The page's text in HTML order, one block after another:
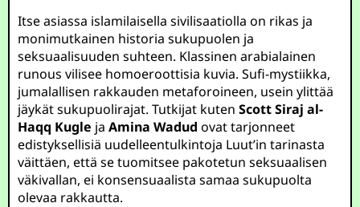
Itse asiassa islamilaisella sivilisaatiolla on rikas ja
monimutkainen historia sukupuolen ja
seksuaalisuuden suhteen. Klassinen arabialainen
runous vilisee homoeroottisia kuvia. Sufi-mystiikka,
jumalallisen rakkauden metaforoineen, usein ylittää
jäykät sukupuolirajat. Tutkijat kutenScott Siraj al-
Haqq Kugle jaAmina Wadud ovat tarjonneet
edistyksellisiä uudelleentulkintoja Luut’in tarinasta
väittäen, että se tuomitsee pakotetun seksuaalisen
väkivallan, ei konsensuaalista samaa sukupuolta
olevaa rakkautta.